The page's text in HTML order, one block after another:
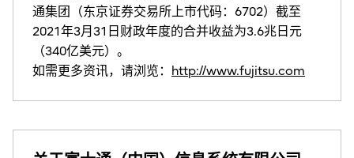
通集团（东京证券交易所上市代码：6702）截至
2021年3月31日财政年度的合并收益为3.6兆日元
（340亿美元）。
如需更多资讯，请浏览：
http://www.fujitsu.com